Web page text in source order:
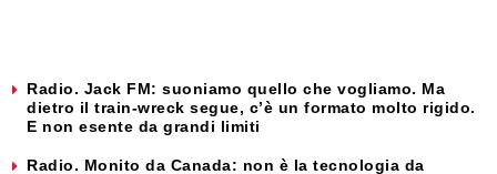
Radio. Jack FM: suoniamo quello che vogliamo. Ma
dietro il train-wreck segue, c’è un formato molto rigido.
E non esente da grandi limiti
Radio. Monito da Canada: non è la tecnologia da